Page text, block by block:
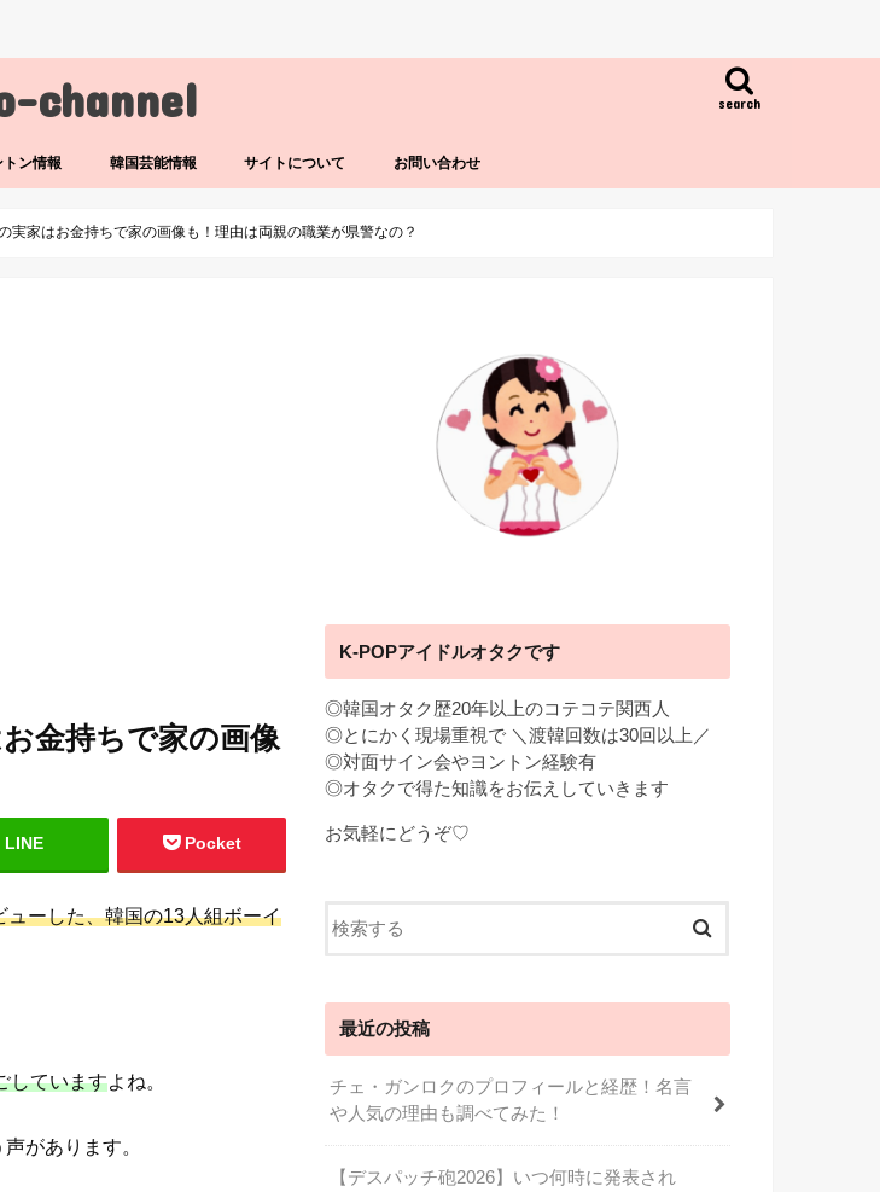
channel search
トン情報 韓国芸能情報 サイトについて お問い合わせ
実家はお金持ちで家の画像も！理由は両親の職業が県警なの？
金持ちで家の画像
LINE Pocket
ーした、韓国の13人組ボーイ
していますよね。
があります。
K-POPアイドルオタクです
◎韓国オタク歴20年以上のコテコテ関西人
◎とにかく現場重視で ＼渡韓回数は30回以上／
◎対面サイン会やヨントン経験有
◎オタクで得た知識をお伝えしていきます
お気軽にどうぞ♡
最近の投稿
チェ・ガンロクのプロフィールと経歴！名言
や人気の理由も調べてみた！
【デスパッチ砲2026】いつ何時に発表され